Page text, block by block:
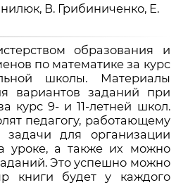
В. Грибиниченко, Е.
образования и
по математике за курс
школы. Материалы
вариантов заданий при
курс 9- и 11-летней школ.
педагогу, работающему
задачи для организации
уроке, а также их можно
Это успешно можно
книги будет у каждого